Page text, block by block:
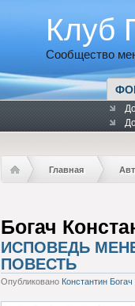
Клуб
Сообщество
Главная
Богач
ИСПОВЕДЬ
ПОВЕСТЬ
Опубликовано Константин Богач